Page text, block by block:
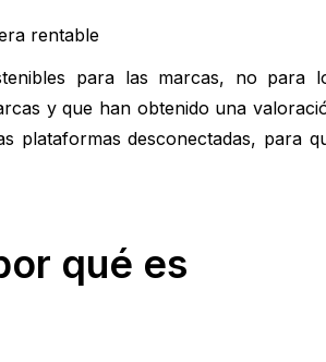
rentable
para las marcas, no para
y que han obtenido una
plataformas desconectadas, para
qué es